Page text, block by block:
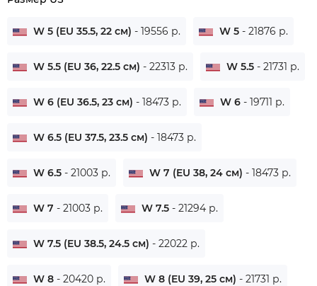
W 5 (EU 35.5, 22 см) - 19556 р. W 5 - 21876 р.
W 5.5 (EU 36, 22.5 см) - 22313 р. W 5.5 - 21731 р.
W 6 (EU 36.5, 23 см) - 18473 р. W 6 - 19711 р.
W 6.5 (EU 37.5, 23.5 см) - 18473 р.
W 6.5 - 21003 р. W 7 (EU 38, 24 см) - 18473 р.
W 7 - 21003 р. W 7.5 - 21294 р.
W 7.5 (EU 38.5, 24.5 см) - 22022 р.
W 8 - 20420 р. W 8 (EU 39, 25 см) - 21731 р.